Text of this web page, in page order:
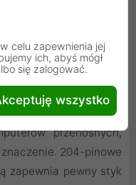
SODIMM
że moduł jest
na montaż w
przestrzeni. Jest to
serwerów
przenośnych,
204-pinowe
zapewnia pewny styk
w celu zapewnienia jej
ich, abyś mógł
się zalogować.
wszystko